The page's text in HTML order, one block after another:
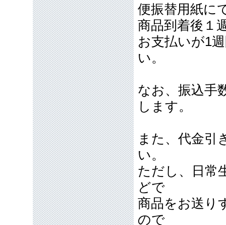
便振替用紙に
商品到着後１
お支払いが1
い。
なお、振込手
します。
また、代金引
い。
ただし、日常
どで
商品をお送り
ので